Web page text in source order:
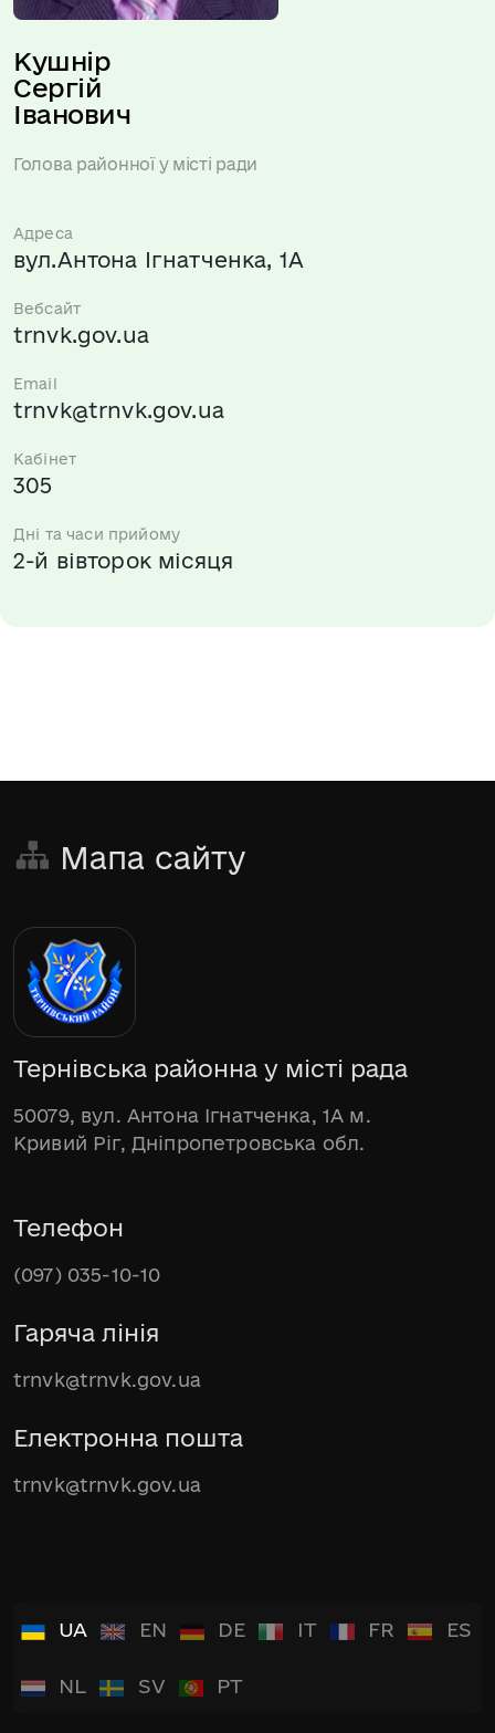
Кушнір
Сергій
Іванович
Голова районної у місті ради
Адреса
вул.Антона Ігнатченка, 1А
Вебсайт
trnvk.gov.ua
Email
trnvk@trnvk.gov.ua
Кабінет
305
Дні та часи прийому
2-й вівторок місяця
Мапа сайту
Тернівська районна у місті рада
50079, вул. Антона Ігнатченка, 1А м.
Кривий Ріг, Дніпропетровська обл.
Телефон
(097) 035-10-10
Гаряча лінія
trnvk@trnvk.gov.ua
Електронна пошта
trnvk@trnvk.gov.ua
UA EN DE IT FR ES
NL SV PT